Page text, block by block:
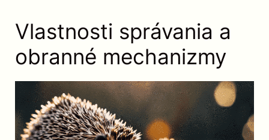
Vlastnosti správania a
obranné mechanizmy